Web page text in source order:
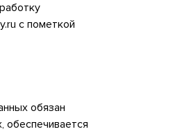
с пометкой
обязан
обеспечивается